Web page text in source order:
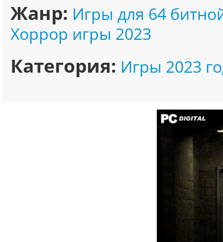
Жанр: Игры для 64
Хоррор игры 2023
Категория: Игры 2023